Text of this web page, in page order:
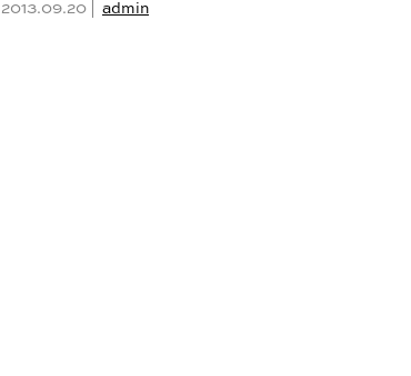
2013.09.20 | admin